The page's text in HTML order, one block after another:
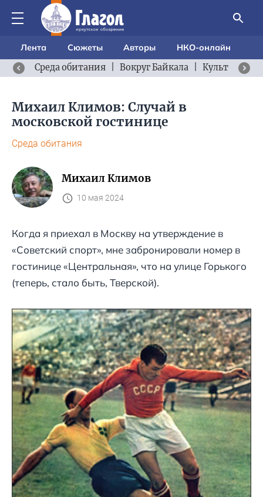
Лента Сюжеты Авторы
НКО-онлайн
Среда обитания
Вокруг Байкала Культурный
Михаил Климов: Случай в
московской гостинице
Среда обитания
Михаил Климов
10 мая 2024
Когда я приехал в Москву на утверждение в
«Советский спорт», мне забронировали номер в
гостинице «Центральная», что на улице Горького
(теперь, стало быть, Тверской).